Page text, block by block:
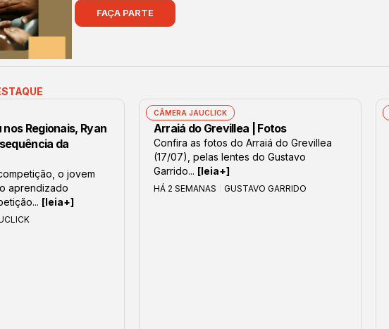
FAÇA PARTE
Regionais, Ryan
da
o jovem
aprendizado
[leia+]
CÂMERA JAUCLICK
Arraiá do Grevillea | Fotos
Confira as fotos do Arraiá do Grevillea
(17/07), pelas lentes do Gustavo
Garrido... [leia+]
HÁ 2 SEMANAS GUSTAVO GARRIDO